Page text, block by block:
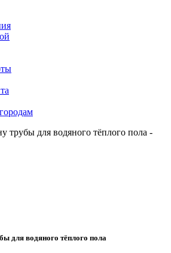
для водяного тёплого пола